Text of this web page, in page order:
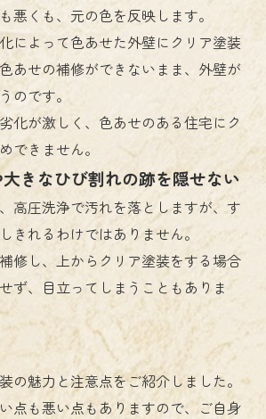
悪くも、元の色を反映します。
によって色あせた外壁にクリア塗装
あせの補修ができないまま、外壁が
のです。
化が激しく、色あせのある住宅にク
できません。
きなひび割れの跡を隠せない
高圧洗浄で汚れを落としますが、す
きれるわけではありません。
修し、上からクリア塗装をする場合
ず、目立ってしまうこともありま
の魅力と注意点をご紹介しました。
点も悪い点もありますので、ご自身